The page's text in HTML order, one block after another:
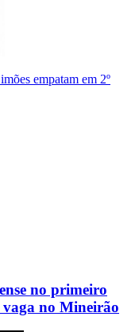
empatam em 2º
no primeiro
vaga no Mineirão